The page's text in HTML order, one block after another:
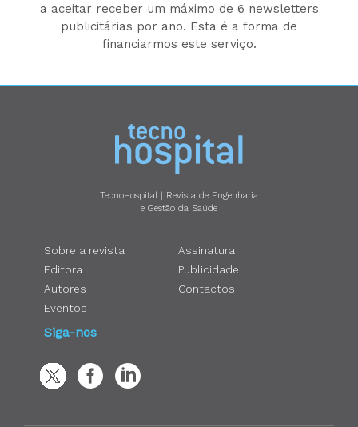
a aceitar receber um máximo de 6 newsletters
publicitárias por ano. Esta é a forma de
financiarmos este serviço.
TecnoHospital | Revista de Engenharia
e Gestão da Saúde
Sobre a revista
Editora
Autores
Eventos
Assinatura
Publicidade
Contactos
Siga-nos